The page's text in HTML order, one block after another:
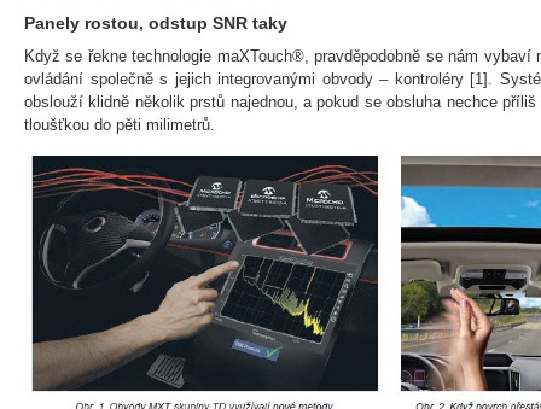
Panely rostou, odstup SNR taky
Když se řekne technologie maXTouch®, pravděpodobně se nám vybaví
ovládání společně s jejich integrovanými obvody – kontroléry [1].
obslouží klidně několik prstů najednou, a pokud se obsluha nechce
tloušťkou do pěti milimetrů.